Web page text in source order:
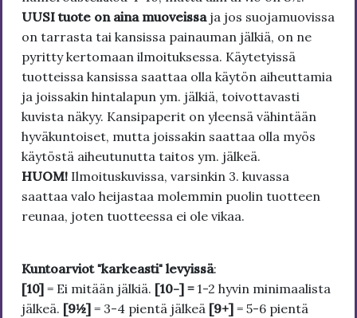
UUSI tuote on aina muoveissa ja jos suojamuovissa
on tarrasta tai kansissa painauman jälkiä, on ne
pyritty kertomaan ilmoituksessa. Käytetyissä
tuotteissa kansissa saattaa olla käytön aiheuttamia
ja joissakin hintalapun ym. jälkiä, toivottavasti
kuvista näkyy. Kansipaperit on yleensä vähintään
hyväkuntoiset, mutta joissakin saattaa olla myös
käytöstä aiheutunutta taitos ym. jälkeä.
HUOM! Ilmoituskuvissa, varsinkin 3. kuvassa
saattaa valo heijastaa molemmin puolin tuotteen
reunaa, joten tuotteessa ei ole vikaa.
Kuntoarviot "karkeasti" levyissä:
[10] = Ei mitään jälkiä. [10-] = 1-2 hyvin minimaalista
jälkeä. [9½] = 3-4 pientä jälkeä [9+] = 5-6 pientä